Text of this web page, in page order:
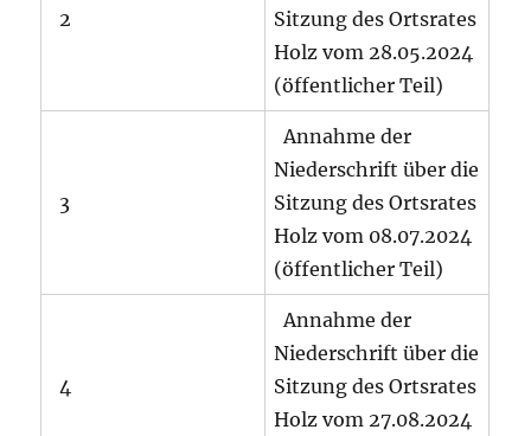
2
Sitzung des Ortsrates
Holz vom 28.05.2024
(öffentlicher Teil)
3
Annahme der
Niederschrift über die
Sitzung des Ortsrates
Holz vom 08.07.2024
(öffentlicher Teil)
4
Annahme der
Niederschrift über die
Sitzung des Ortsrates
Holz vom 27.08.2024